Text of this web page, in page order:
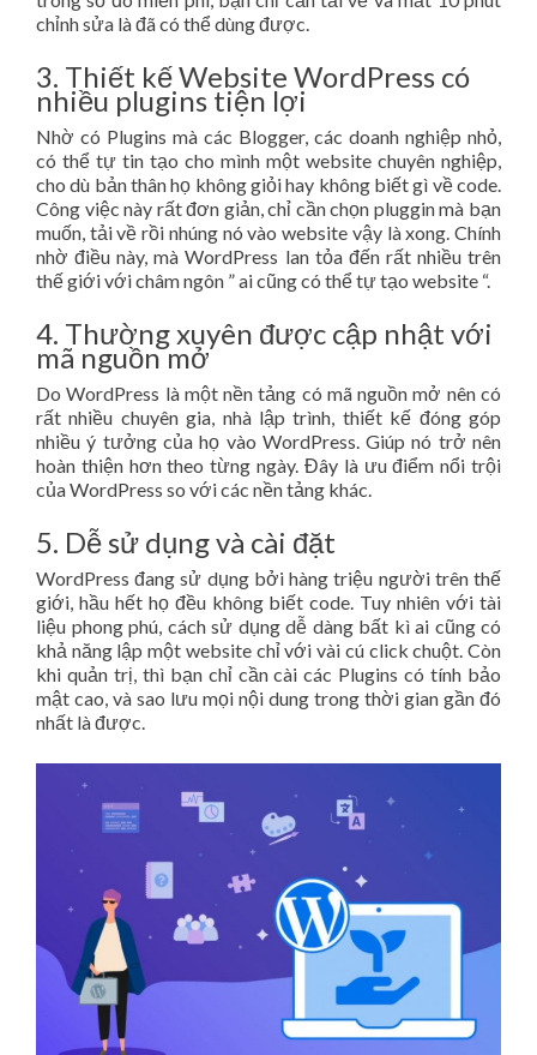
chỉnh sửa là đã có thể dùng được.
3. Thiết kế Website WordPress có
nhiều plugins tiện lợi
Nhờ có Plugins mà các Blogger, các doanh nghiệp nhỏ,
có thể tự tin tạo cho mình một website chuyên nghiệp,
cho dù bản thân họ không giỏi hay không biết gì về code.
Công việc này rất đơn giản, chỉ cần chọn pluggin mà bạn
muốn, tải về rồi nhúng nó vào website vậy là xong. Chính
nhờ điều này, mà WordPress lan tỏa đến rất nhiều trên
thế giới với châm ngôn ” ai cũng có thể tự tạo website “.
4. Thường xuyên được cập nhật với
mã nguồn mở
Do WordPress là một nền tảng có mã nguồn mở nên có
rất nhiều chuyên gia, nhà lập trình, thiết kế đóng góp
nhiều ý tưởng của họ vào WordPress. Giúp nó trở nên
hoàn thiện hơn theo từng ngày. Đây là ưu điểm nổi trội
của WordPress so với các nền tảng khác.
5. Dễ sử dụng và cài đặt
WordPress đang sử dụng bởi hàng triệu người trên thế
giới, hầu hết họ đều không biết code. Tuy nhiên với tài
liệu phong phú, cách sử dụng dễ dàng bất kì ai cũng có
khả năng lập một website chỉ với vài cú click chuột. Còn
khi quản trị, thì bạn chỉ cần cài các Plugins có tính bảo
mật cao, và sao lưu mọi nội dung trong thời gian gần đó
nhất là được.